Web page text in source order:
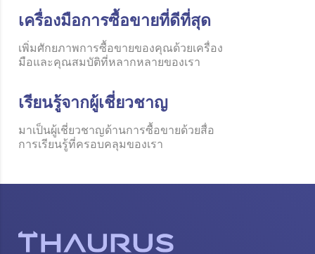
เครื่องมือการซื้อขายที่ดีที่สุด
เพิ่มศักยภาพการซื้อขายของคุณด้วยเครื่อง
มือและคุณสมบัติที่หลากหลายของเรา
เรียนรู้จากผู้เชี่ยวชาญ
มาเป็นผู้เชี่ยวชาญด้านการซื้อขายด้วยสื่อ
การเรียนรู้ที่ครอบคลุมของเรา